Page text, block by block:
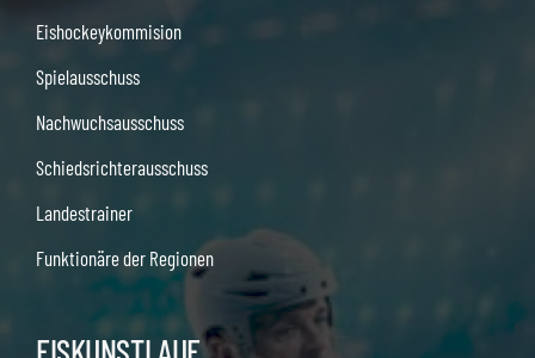
Eishockeykommision
Spielausschuss
Nachwuchsausschuss
Schiedsrichterausschuss
Landestrainer
Funktionäre der Regionen